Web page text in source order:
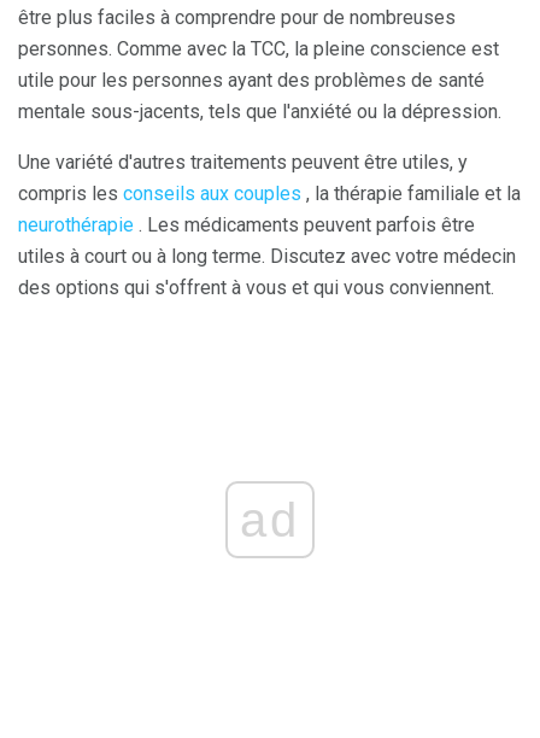
être plus faciles à comprendre pour de nombreuses
personnes. Comme avec la TCC, la pleine conscience est
utile pour les personnes ayant des problèmes de santé
mentale sous-jacents, tels que l'anxiété ou la dépression.
Une variété d'autres traitements peuvent être utiles, y
compris les conseils aux couples , la thérapie familiale et la
neurothérapie . Les médicaments peuvent parfois être
utiles à court ou à long terme. Discutez avec votre médecin
des options qui s'offrent à vous et qui vous conviennent.
ad